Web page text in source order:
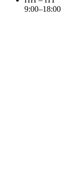
9:00–18:00